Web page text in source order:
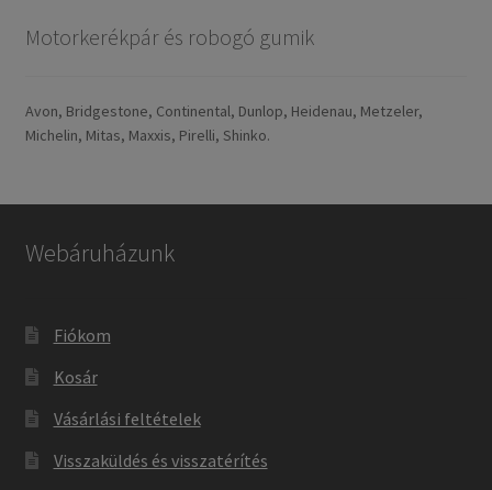
Motorkerékpár és robogó gumik
Avon, Bridgestone, Continental, Dunlop, Heidenau, Metzeler,
Michelin, Mitas, Maxxis, Pirelli, Shinko.
Webáruházunk
Fiókom
Kosár
Vásárlási feltételek
Visszaküldés és visszatérítés